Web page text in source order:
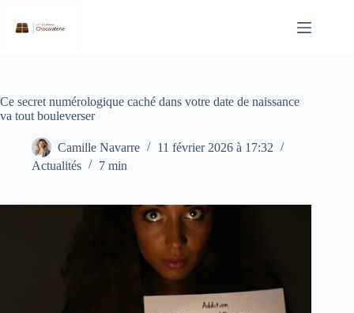
contenu
Ce secret numérologique caché dans votre date de naissance
va tout bouleverser
Camille Navarre
11 février 2026 à 17:32
Actualités
7 min